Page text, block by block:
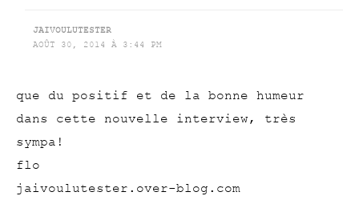
JAIVOULUTESTER
AOÛT 30, 2014 À 3:44 PM
que du positif et de la bonne humeur
dans cette nouvelle interview, très
sympa!
flo
jaivoulutester.over-blog.com